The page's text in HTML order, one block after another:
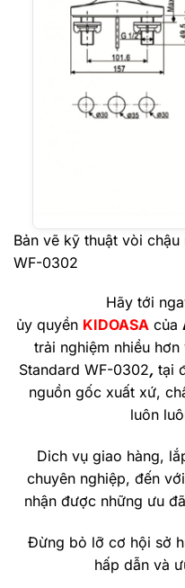
Bản vẽ kỹ thuật vòi
WF-0302
Hãy tới
ủy quyền KIDOASA của
trải nghiệm nhiều
Standard WF-0302,tại
nguồn gốc xuất xứ,
luôn
Dich vụ giao hàng,
chuyên nghiệp, đến
nhận được những ưu
Đừng bỏ lỡ cơ hội sở
hấp dẫn và